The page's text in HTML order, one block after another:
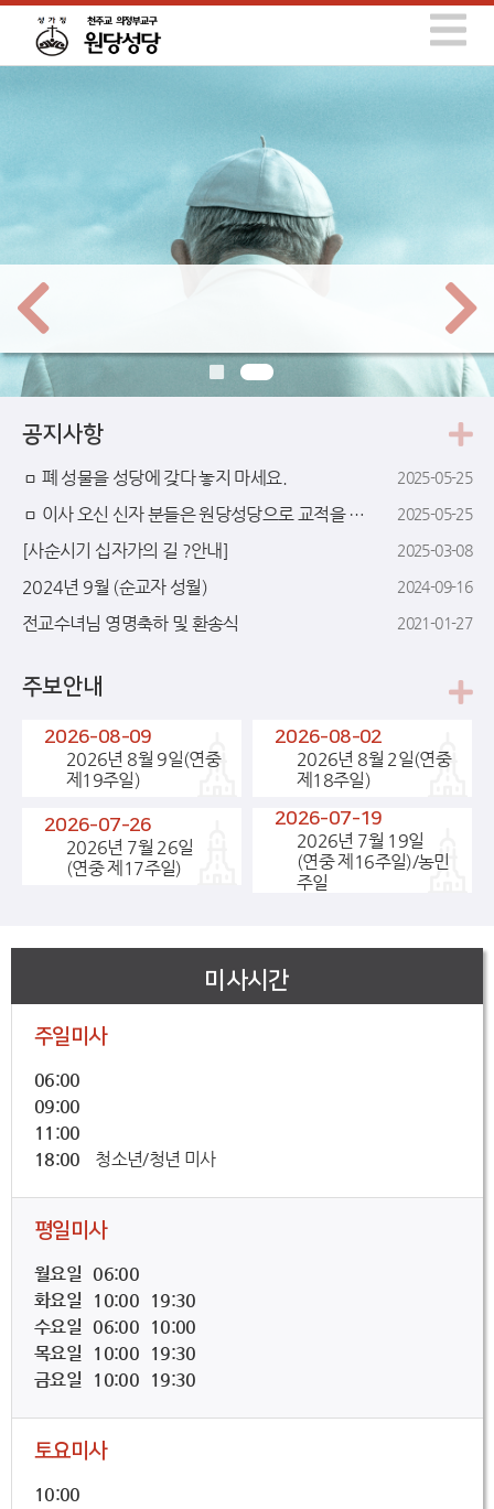
공지사항
ㅁ 폐 성물을 성당에 갖다 놓지 마세요. 2025-05-25
ㅁ 이사 오신 신자 분들은 원당성당으로 교적을 옮겨 주시고, 주소가 변경된 신자 분들은 사무실로 알려 주시기 바랍니다. 2025-05-25
[사순시기 십자가의 길 ?안내] 2025-03-08
2024년 9월 (순교자 성월) 2024-09-16
전교수녀님 영명축하 및 환송식 2021-01-27
주보안내
2026-08-09
2026년 8월 9일(연중
제19주일)
2026-08-02
2026년 8월 2일(연중
제18주일)
2026-07-26
2026년 7월 26일
(연중 제17주일)
2026-07-19
2026년 7월 19일
(연중 제16주일)/농민
주일
미사시간
주일미사
06:00
09:00
11:00
18:00
청소년/청년 미사
평일미사
월요일 06:00
화요일 10:00 19:30
수요일 06:00 10:00
목요일 10:00 19:30
금요일 10:00 19:30
토요미사
10:00